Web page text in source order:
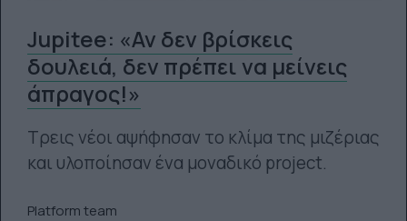
Jupitee: «Αν δεν βρίσκεις
δουλειά, δεν πρέπει να μείνεις
άπραγος!»
Τρεις νέοι αψήφησαν το κλίμα της μιζέριας
και υλοποίησαν ένα μοναδικό project.
Platform team